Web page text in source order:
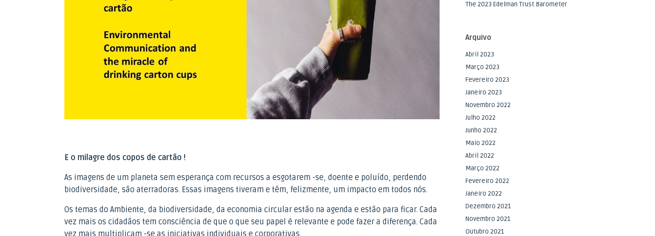
E o milagre dos copos de cartão !
As imagens de um planeta sem esperança com recursos a esgotarem -se, doente e poluído, perdendo
biodiversidade, são aterradoras. Essas imagens tiveram e têm, felizmente, um impacto em todos nós.
Os temas do Ambiente, da biodiversidade, da economia circular estão na agenda e estão para ficar. Cada
vez mais os cidadãos tem consciência de que o que seu papel é relevante e pode fazer a diferença. Cada
vez mais multiplicam -se as iniciativas individuais e corporativas.
The 2023 Edelman Trust Barometer
Arquivo
Abril 2023
Março 2023
Fevereiro 2023
Janeiro 2023
Novembro 2022
Julho 2022
Junho 2022
Maio 2022
Abril 2022
Março 2022
Fevereiro 2022
Janeiro 2022
Dezembro 2021
Novembro 2021
Outubro 2021